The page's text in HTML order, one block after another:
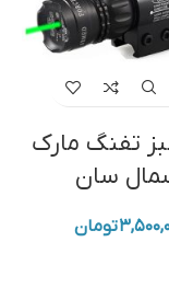
تفنگ مارک
سان
تومان